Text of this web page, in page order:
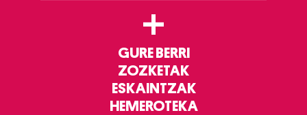
+
GURE BERRI
ZOZKETAK
ESKAINTZAK
HEMEROTEKA